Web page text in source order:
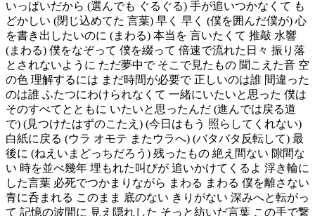
いっぱいだから (選んでも ぐるぐる) 手が追いつかなくて も
どかしい (閉じ込めてた 言葉) 早く 早く (僕を囲んだ僕が) 心
を書き出したいのに (まわる) 本当を 言いたくて 推敲 水響
(まわる) 僕をなぞって 僕を綴って 倍速で流れた日々 振り落
とされないように ただ夢中で そこで見たもの 聞こえた音 空
の色 理解するには まだ時間が必要で 正しいのは誰 間違った
のは誰 ふたつにわけられなくて 一緒にいたいと思った 僕は
そのすべてとともに いたいと思ったんだ (進んでは戻る道
で) (見つけたはずのこたえ) (今日はもう 照らしてくれない)
白紙に戻る (ウラ オモテ またウラへ) (バタバタ反転して) 最
後に (ねえいまどっちだろう) 残ったもの 絶え間ない 隙間な
い 時を並べ幾年 埋もれた叫びが 追いかけてくるよ 浮き輪に
した言葉 必死でつかまりながら まわる まわる 僕を離さない
青に呑まれる このまま 底のない きりがない 深みへと転がっ
て 記憶の波間に 見え隠れした そっと紡いだ言葉 この手で繋